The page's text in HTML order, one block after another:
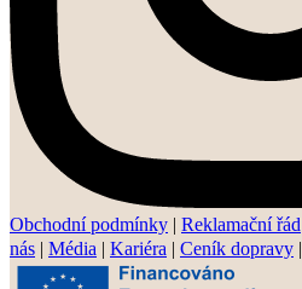
Obchodní podmínky | Reklamační řád
nás | Média | Kariéra | Ceník dopravy |